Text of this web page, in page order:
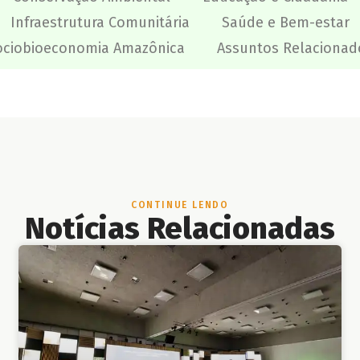
Infraestrutura Comunitária
Saúde e Bem-estar
Amazônica
Assuntos
CONTINUE LENDO
Notícias Relacionadas